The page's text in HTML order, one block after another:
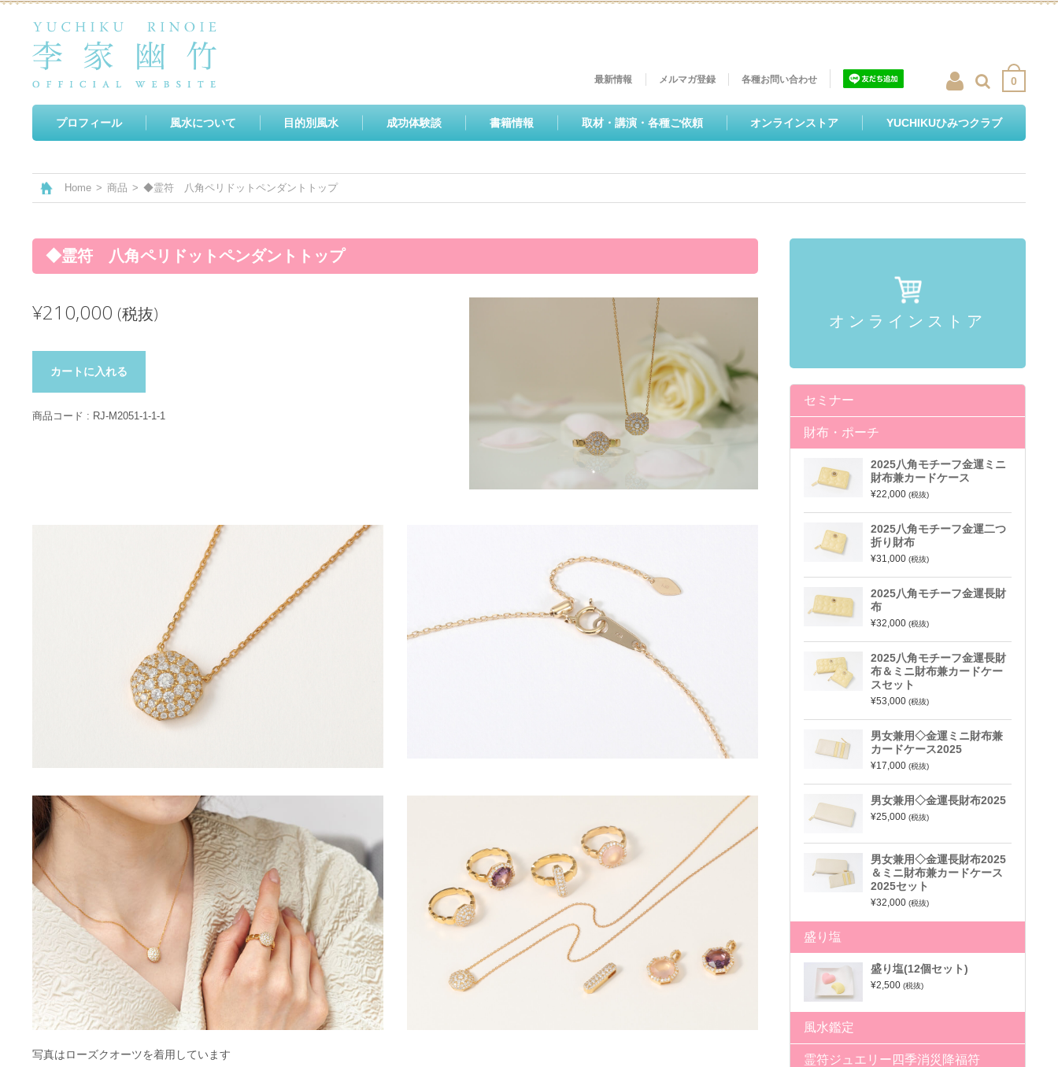
0
プロフィール 風水について 目的別風水 成功体験談 書籍情報 取材・講演・各種ご依頼 オンラインストア YUCHIKUひみつクラブ
最新情報 メルマガ登録 各種お問い合わせ
Home > 商品 > ◆霊符 八角ペリドットペンダントトップ
◆霊符 八角ペリドットペンダントトップ
¥210,000 (税抜)
カートに入れる
商品コード : RJ-M2051-1-1-1
写真はローズクオーツを着用しています
オンラインストア
セミナー
財布・ポーチ
2025八角モチーフ金運ミニ
財布兼カードケース
¥22,000 (税抜)
2025八角モチーフ金運二つ
折り財布
¥31,000 (税抜)
2025八角モチーフ金運長財
布
¥32,000 (税抜)
2025八角モチーフ金運長財
布＆ミニ財布兼カードケー
スセット
¥53,000 (税抜)
男女兼用◇金運ミニ財布兼
カードケース2025
¥17,000 (税抜)
男女兼用◇金運長財布2025
¥25,000 (税抜)
男女兼用◇金運長財布2025
＆ミニ財布兼カードケース
2025セット
¥32,000 (税抜)
盛り塩
盛り塩(12個セット)
¥2,500 (税抜)
風水鑑定
霊符ジュエリー四季消災降福符